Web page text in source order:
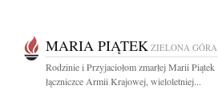
MARIA PIĄTEK ZIELONA GÓRA
Rodzinie i Przyjaciołom zmarłej Marii Piątek
łączniczce Armii Krajowej, wieloletniej...